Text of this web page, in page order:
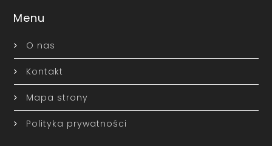
Menu
O nas
Kontakt
Mapa strony
Polityka prywatności